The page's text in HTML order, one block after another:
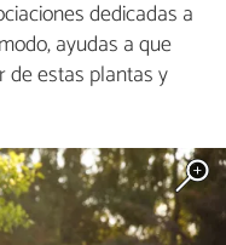
dedicadas a
ayudas a que
de estas plantas y